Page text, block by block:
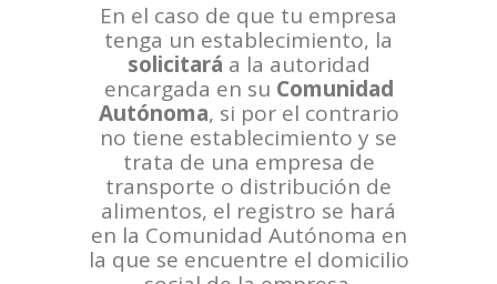
En el caso de que tu empresa
tenga un establecimiento, la
solicitará a la autoridad
encargada en su Comunidad
Autónoma, si por el contrario
no tiene establecimiento y se
trata de una empresa de
transporte o distribución de
alimentos, el registro se hará
en la Comunidad Autónoma en
la que se encuentre el domicilio